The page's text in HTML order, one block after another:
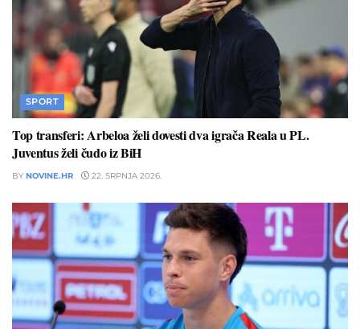
SPORT
Top transferi: Arbeloa želi dovesti dva igrača Reala u PL.
Juventus želi čudo iz BiH
BY NOVINE.HR 22. SRPNJA 2026.